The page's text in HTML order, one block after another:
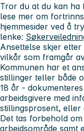
Tror du at du kan
lese mer om
hjemmesider ved å
lenke:
Ansettelse skjer
vilkår som framgår
Kommunen har et
stillinger teller både
18 år -
arbeidsgivere med
stillingsprosent, eller
Det tas forbehold
arbeidsområde samt